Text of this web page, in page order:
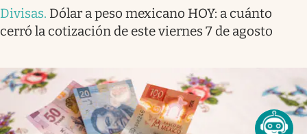
Divisas. Dólar a peso mexicano HOY: a cuánto
cerró la cotización de este viernes 7 de agosto